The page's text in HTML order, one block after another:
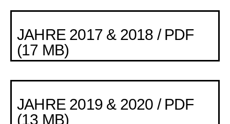
JAHRE 2019 & 2020 / PDF
(13 MB)
JAHRE 2017 & 2018 / PDF
(17 MB)